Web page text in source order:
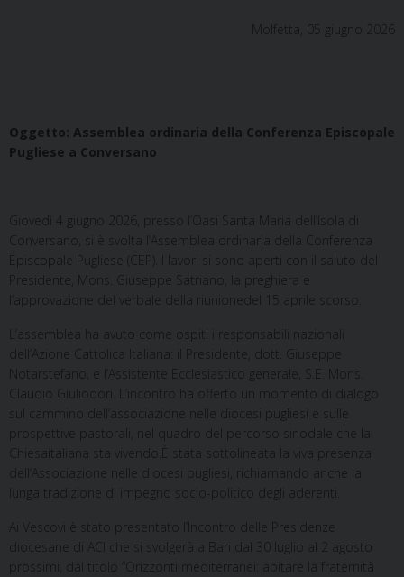
Molfetta, 05 giugno 2026
Oggetto: Assemblea ordinaria della Conferenza Episcopale
Pugliese a Conversano
Giovedì 4 giugno 2026, presso l’Oasi Santa Maria dell’Isola di
Conversano, si è svolta l’Assemblea ordinaria della Conferenza
Episcopale Pugliese (CEP). I lavori si sono aperti con il saluto del
Presidente, Mons. Giuseppe Satriano, la preghiera e
l’approvazione del verbale della riunionedel 15 aprile scorso.
L’assemblea ha avuto come ospiti i responsabili nazionali
dell’Azione Cattolica Italiana: il Presidente, dott. Giuseppe
Notarstefano, e l’Assistente Ecclesiastico generale, S.E. Mons.
Claudio Giuliodori. L’incontro ha offerto un momento di dialogo
sul cammino dell’associazione nelle diocesi pugliesi e sulle
prospettive pastorali, nel quadro del percorso sinodale che la
Chiesaitaliana sta vivendo.È stata sottolineata la viva presenza
dell’Associazione nelle diocesi pugliesi, richiamando anche la
lunga tradizione di impegno socio-politico degli aderenti.
Ai Vescovi è stato presentato l’Incontro delle Presidenze
diocesane di ACI che si svolgerà a Bari dal 30 luglio al 2 agosto
prossimi, dal titolo “Orizzonti mediterranei: abitare la fraternità